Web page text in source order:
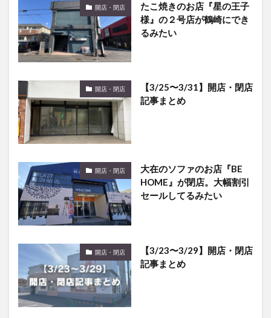
開店・閉店
たこ焼きのお店『星の王子
様』の２号店が鶴崎にでき
るみたい
開店・閉店
【3/25〜3/31】開店・閉店
記事まとめ
開店・閉店
大在のソファのお店『BE
HOME』が閉店。大幅割引
セールしてるみたい
開店・閉店
【3/23〜3/29】開店・閉店
記事まとめ